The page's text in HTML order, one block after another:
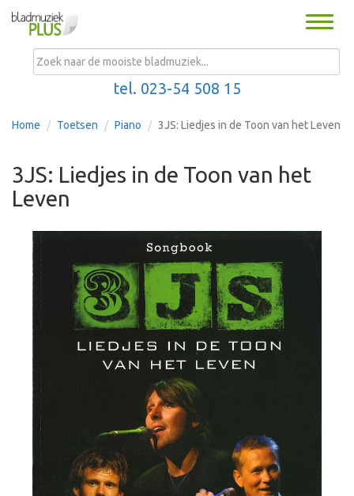
Toggle
tel. 023-54 508 15
MENU
Home Toetsen Piano 3JS: Liedjes in de Toon van het Leven
3JS: Liedjes in de Toon van het
Leven